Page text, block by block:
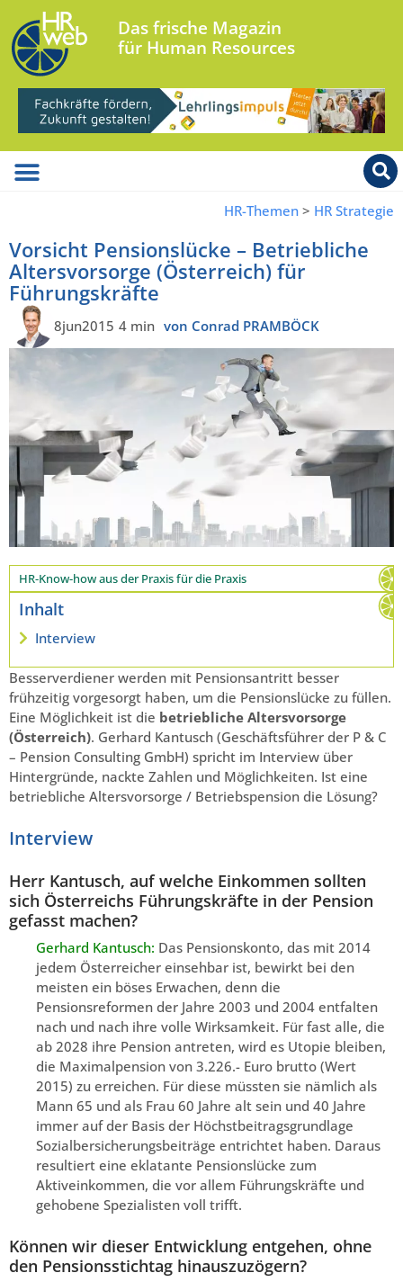
Das frische Magazin
für Human Resources
HR-Themen > HR Strategie
Vorsicht Pensionslücke – Betriebliche
Altersvorsorge (Österreich) für
Führungskräfte
8jun2015 4 min von Conrad PRAMBÖCK
HR-Know-how aus der Praxis für die Praxis
Inhalt
Interview
Besserverdiener werden mit Pensionsantritt besser
frühzeitig vorgesorgt haben, um die Pensionslücke zu füllen.
Eine Möglichkeit ist die betriebliche Altersvorsorge
(Österreich). Gerhard Kantusch (Geschäftsführer der P & C
– Pension Consulting GmbH) spricht im Interview über
Hintergründe, nackte Zahlen und Möglichkeiten. Ist eine
betriebliche Altersvorsorge / Betriebspension die Lösung?
Interview
Herr Kantusch, auf welche Einkommen sollten
sich Österreichs Führungskräfte in der Pension
gefasst machen?
Gerhard Kantusch: Das Pensionskonto, das mit 2014
jedem Österreicher einsehbar ist, bewirkt bei den
meisten ein böses Erwachen, denn die
Pensionsreformen der Jahre 2003 und 2004 entfalten
nach und nach ihre volle Wirksamkeit. Für fast alle, die
ab 2028 ihre Pension antreten, wird es Utopie bleiben,
die Maximalpension von 3.226.- Euro brutto (Wert
2015) zu erreichen. Für diese müssten sie nämlich als
Mann 65 und als Frau 60 Jahre alt sein und 40 Jahre
immer auf der Basis der Höchstbeitragsgrundlage
Sozialbersicherungsbeiträge entrichtet haben. Daraus
resultiert eine eklatante Pensionslücke zum
Aktiveinkommen, die vor allem Führungskräfte und
gehobene Spezialisten voll trifft.
Können wir dieser Entwicklung entgehen, ohne
den Pensionsstichtag hinauszuzögern?